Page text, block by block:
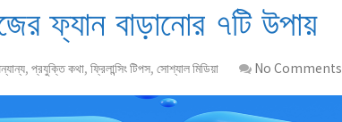
ফ্যান বাড়ানোর ৭টি উপায়
, প্রযুক্তি কথা, ফ্রিলান্সিং টিপস, সোশ্যাল মিডিয়া No Comments